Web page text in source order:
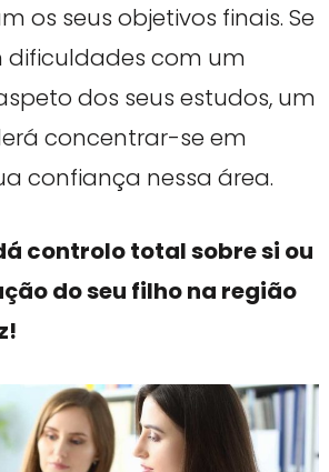
os seus objetivos finais. Se
dificuldades com um
dos seus estudos, um
concentrar-se em
confiança nessa área.
controlo total sobre si ou
do seu filho na região